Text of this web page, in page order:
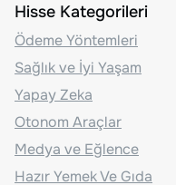
Hisse Kategorileri
Ödeme Yöntemleri
Sağlık ve İyi Yaşam
Yapay Zeka
Otonom Araçlar
Medya ve Eğlence
Hazır Yemek Ve Gıda